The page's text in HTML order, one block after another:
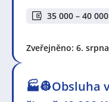
35 000 – 40
Zveřejněno: 6. srpna
🏭👷Obsluha